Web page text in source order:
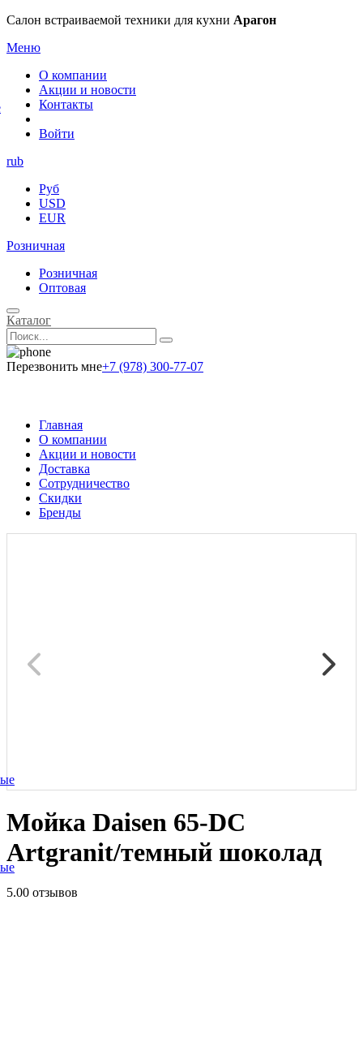
Салон встраиваемой техники для кухни Арагон
Меню
О компании
Акции и новости
Контакты
Войти
rub
Руб
USD
EUR
Розничная
Розничная
Оптовая
Каталог
Перезвонить мне+7 (978) 300-77-07
Главная
О компании
Акции и новости
Доставка
Сотрудничество
Скидки
Бренды
Мойка Daisen 65-DC
Artgranit/темный шоколад
5.00 отзывов